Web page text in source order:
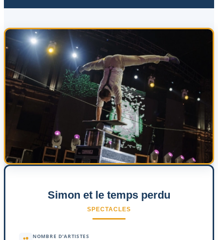
Simon et le temps perdu
SPECTACLES
NOMBRE D'ARTISTES